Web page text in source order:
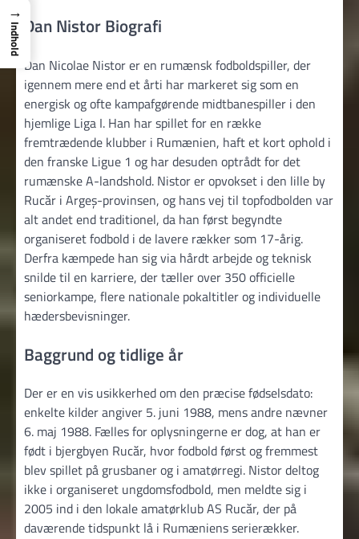
Dan Nistor Biografi
Dan Nicolae Nistor er en rumænsk fodboldspiller, der
igennem mere end et årti har markeret sig som en
energisk og ofte kampafgørende midtbanespiller i den
hjemlige Liga I. Han har spillet for en række
fremtrædende klubber i Rumænien, haft et kort ophold i
den franske Ligue 1 og har desuden optrådt for det
rumænske A-landshold. Nistor er opvokset i den lille by
Rucăr i Argeș-provinsen, og hans vej til topfodbolden var
alt andet end traditionel, da han først begyndte
organiseret fodbold i de lavere rækker som 17-årig.
Derfra kæmpede han sig via hårdt arbejde og teknisk
snilde til en karriere, der tæller over 350 officielle
seniorkampe, flere nationale pokaltitler og individuelle
hædersbevisninger.
Baggrund og tidlige år
Der er en vis usikkerhed om den præcise fødselsdato:
enkelte kilder angiver 5. juni 1988, mens andre nævner
6. maj 1988. Fælles for oplysningerne er dog, at han er
født i bjergbyen Rucăr, hvor fodbold først og fremmest
blev spillet på grusbaner og i amatørregi. Nistor deltog
ikke i organiseret ungdomsfodbold, men meldte sig i
2005 ind i den lokale amatørklub AS Rucăr, der på
daværende tidspunkt lå i Rumæniens serierækker.
→
Indhold